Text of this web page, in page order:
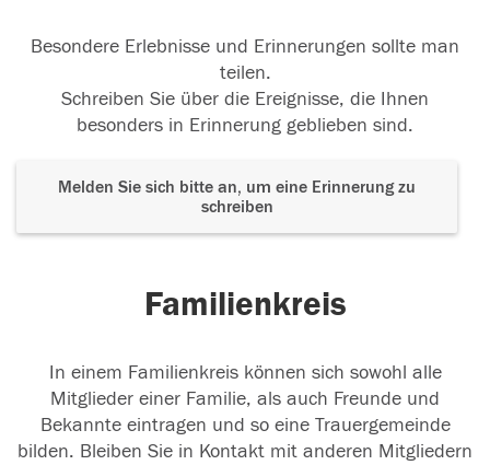
Besondere Erlebnisse und Erinnerungen sollte man
teilen.
Schreiben Sie über die Ereignisse, die Ihnen
besonders in Erinnerung geblieben sind.
Melden Sie sich bitte an, um eine Erinnerung zu
schreiben
Familienkreis
In einem Familienkreis können sich sowohl alle
Mitglieder einer Familie, als auch Freunde und
Bekannte eintragen und so eine Trauergemeinde
bilden. Bleiben Sie in Kontakt mit anderen Mitgliedern